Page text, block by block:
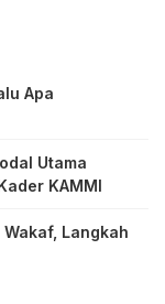
Apa
Utama
KAMMI
Langkah